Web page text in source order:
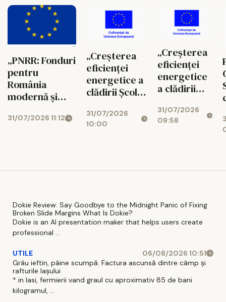
Neamț și
dezvoltarea
turismului
local prin
modernizarea
stațiunii „Băile
Oglinzi”- Faza 1
– Construire
infrastructură
de agrement și
duală care
conectează
universitatea
cu piața
muncii
dual
AGRITECH
prinde
contur la
Iași. Fosta
fermă
didactică
de la
Ezăreni
devine
meseriile
„PNRR: Fonduri
pentru
România
modernă și
UAT COMUNA
anunță
„Îmbunătățirea
infrastructurii
educaționale
Făurei, județul
Neamț prin
dotare
specifică”/ cod
31/07/2026 11:12
„Creșterea
eficienței
energetice a
clădirii Școlii
nr. 10", COD
SMIS 329891
31/07/2026
10:00
„Creșterea
eficienței
energetice
a clădirii
Gimnaziale
nr. 10", COD
31/07/2026
09:58
Dokie Review: Say Goodbye to the Midnight Panic of Fixing
Broken Slide Margins What Is Dokie?
Dokie is an AI presentation maker that helps users create
professional ...
UTILE
06/08/2026 10:51
Grâu ieftin, pâine scumpă. Factura ascunsă dintre câmp și
rafturile Iașului
* in Iasi, fermierii vand graul cu aproximativ 85 de bani
kilogramul, ...